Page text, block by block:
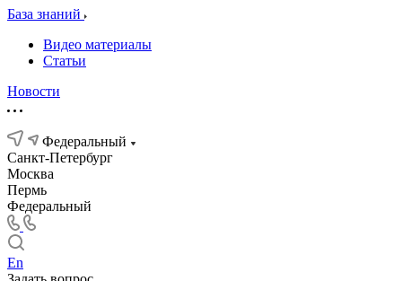
База знаний
Видео материалы
Статьи
Новости
Федеральный
Санкт-Петербург
Москва
Пермь
Федеральный
En